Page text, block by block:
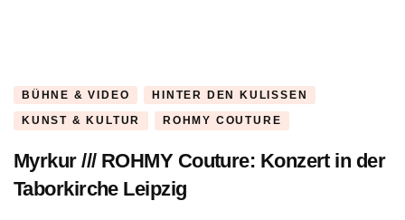
BÜHNE & VIDEO HINTER DEN KULISSEN
KUNST & KULTUR ROHMY COUTURE
Myrkur /// ROHMY Couture: Konzert in der
Taborkirche Leipzig